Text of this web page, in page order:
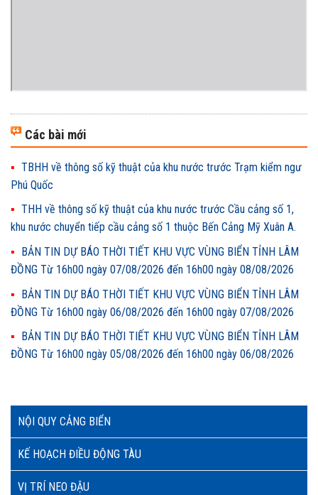
NỘI QUY CẢNG BIỂN
KẾ HOẠCH ĐIỀU ĐỘNG TÀU
VỊ TRÍ NEO ĐẬU
Các bài mới
TBHH về thông số kỹ thuật của khu nước trước Trạm kiểm ngư
Phú Quốc
THH về thông số kỹ thuật của khu nước trước Cầu cảng số 1,
khu nước chuyển tiếp cầu cảng số 1 thuộc Bến Cảng Mỹ Xuân A.
BẢN TIN DỰ BÁO THỜI TIẾT KHU VỰC VÙNG BIỂN TỈNH LÂM
ĐỒNG Từ 16h00 ngày 07/08/2026 đến 16h00 ngày 08/08/2026
BẢN TIN DỰ BÁO THỜI TIẾT KHU VỰC VÙNG BIỂN TỈNH LÂM
ĐỒNG Từ 16h00 ngày 06/08/2026 đến 16h00 ngày 07/08/2026
BẢN TIN DỰ BÁO THỜI TIẾT KHU VỰC VÙNG BIỂN TỈNH LÂM
ĐỒNG Từ 16h00 ngày 05/08/2026 đến 16h00 ngày 06/08/2026